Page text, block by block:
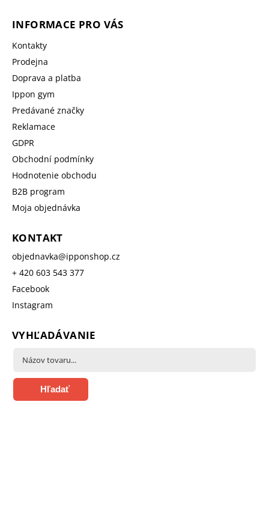
INFORMACE PRO VÁS
Kontakty
Prodejna
Doprava a platba
Ippon gym
Predávané značky
Reklamace
GDPR
Obchodní podmínky
Hodnotenie obchodu
B2B program
Moja objednávka
KONTAKT
objednavka@ipponshop.cz
+ 420 603 543 377
Facebook
Instagram
VYHĽADÁVANIE
Hľadať